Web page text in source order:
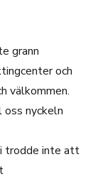
grann
och
välkommen.
nyckeln
trodde inte att